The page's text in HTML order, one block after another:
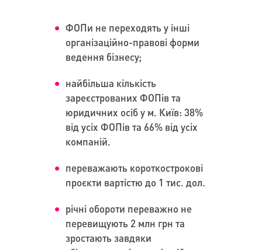
ФОПи не переходять у інші
організаційно-правові форми
ведення бізнесу;
найбільша кількість
зареєстрованих ФОПів та
юридичних осіб у м. Київ: 38%
від усіх ФОПів та 66% від усіх
компаній.
переважають короткострокові
проєкти вартістю до 1 тис. дол.
річні обороти переважно не
перевищують 2 млн грн та
зростають завдяки